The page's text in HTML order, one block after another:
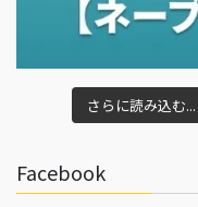
さらに読み込む...
Facebook